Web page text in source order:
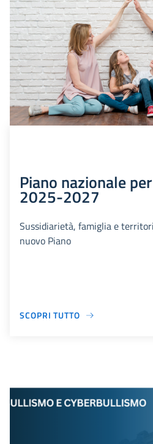
Piano nazionale
2025-2027
Sussidiarietà, famiglia e
nuovo Piano
SCOPRI TUTTO